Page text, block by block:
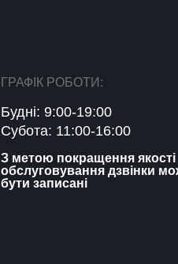
ГРАФІК РОБОТИ:
Будні: 9:00-19:00
Субота: 11:00-16:00
З метою покращення якості
обслуговування дзвінки
бути записані